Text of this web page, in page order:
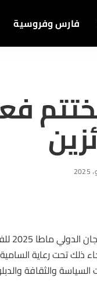
فارس وفروسية
ماطا 2025
ذلك تحت رعاية
والثقافة